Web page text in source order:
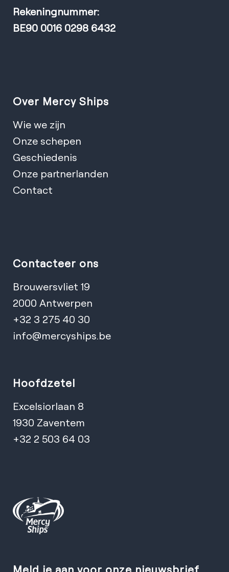
Rekeningnummer:
BE90 0016 0298 6432
Over Mercy Ships
Wie we zijn
Onze schepen
Geschiedenis
Onze partnerlanden
Contact
Contacteer ons
Brouwersvliet 19
2000 Antwerpen
+32 3 275 40 30
info@mercyships.be
Hoofdzetel
Excelsiorlaan 8
1930 Zaventem
+32 2 503 64 03